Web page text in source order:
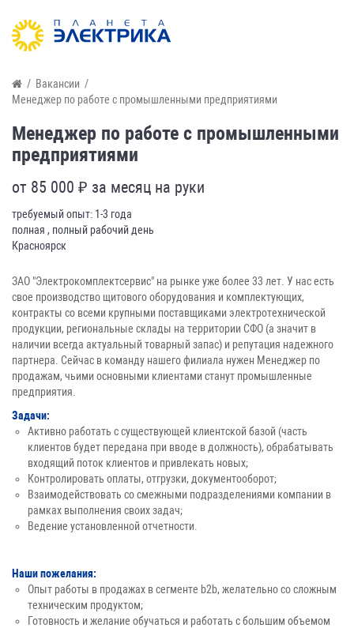
/ Вакансии /
Менеджер по работе с промышленными предприятиями
Менеджер по работе с промышленными
предприятиями
от 85 000 ₽ за месяц на руки
требуемый опыт: 1-3 года
полная , полный рабочий день
Красноярск
ЗАО "Электрокомплектсервис" на рынке уже более 33 лет. У нас есть
свое производство щитового оборудования и комплектующих,
контракты со всеми крупными поставщиками электротехнической
продукции, региональные склады на территории СФО (а значит в
наличии всегда актуальный товарный запас) и репутация надежного
партнера. Сейчас в команду нашего филиала нужен Менеджер по
продажам, чьими основными клиентами станут промышленные
предприятия.
Задачи:
Активно работать с существующей клиентской базой (часть
клиентов будет передана при вводе в должность), обрабатывать
входящий поток клиентов и привлекать новых;
Контролировать оплаты, отгрузки, документооборот;
Взаимодействовать со смежными подразделениями компании в
рамках выполнения своих задач;
Ведение установленной отчетности.
Наши пожелания:
Опыт работы в продажах в сегменте b2b, желательно со сложным
техническим продуктом;
Готовность и желание обучаться и работать с большим объемом